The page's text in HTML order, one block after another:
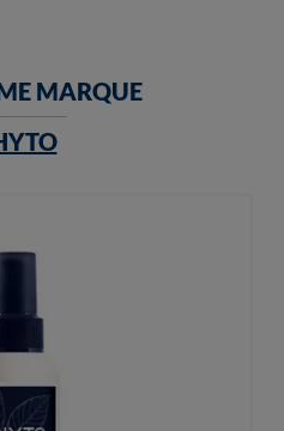
MARQUE